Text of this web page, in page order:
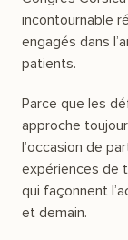
incontournable
engagés dans
patients.
Parce que les
approche
l’occasion de
expériences de
qui façonnent
et demain.